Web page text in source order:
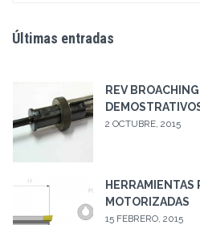
Últimas entradas
REV
2 OCTUBRE, 2015
HERRAMIENTAS
MOTORIZADAS
15 FEBRERO, 2015